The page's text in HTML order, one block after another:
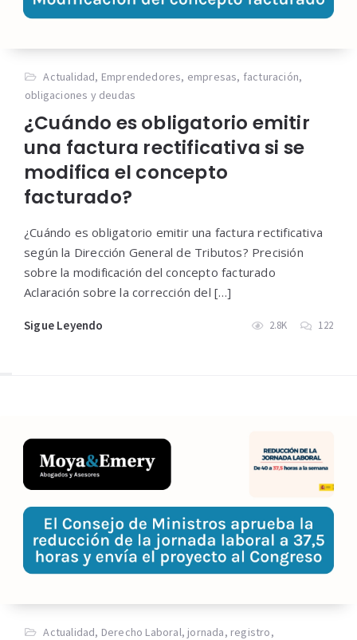
Actualidad, Emprendedores, empresas, facturación,
obligaciones y deudas
¿Cuándo es obligatorio emitir
una factura rectificativa si se
modifica el concepto
facturado?
¿Cuándo es obligatorio emitir una factura rectificativa
según la Dirección General de Tributos? Precisión
sobre la modificación del concepto facturado
Aclaración sobre la corrección del […]
Sigue Leyendo 2.8K 122
Actualidad, Derecho Laboral, jornada, registro,